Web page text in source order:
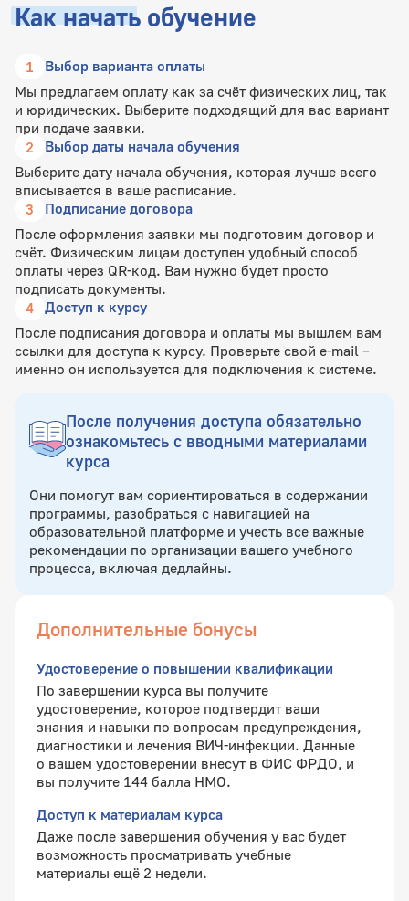
Как начать обучение
1
Выбор варианта оплаты
Мы предлагаем оплату как за счёт физических лиц, так
и юридических. Выберите подходящий для вас вариант
при подаче заявки.
2
Выбор даты начала обучения
Выберите дату начала обучения, которая лучше всего
вписывается в ваше расписание.
3
Подписание договора
После оформления заявки мы подготовим договор и
счёт. Физическим лицам доступен удобный способ
оплаты через QR-код. Вам нужно будет просто
подписать документы.
4 Доступ к курсу
После подписания договора и оплаты мы вышлем вам
ссылки для доступа к курсу. Проверьте свой e-mail –
именно он используется для подключения к системе.
После получения доступа обязательно
ознакомьтесь с вводными материалами
курса
Они помогут вам сориентироваться в содержании
программы, разобраться с навигацией на
образовательной платформе и учесть все важные
рекомендации по организации вашего учебного
процесса, включая дедлайны.
Дополнительные бонусы
Удостоверение о повышении квалификации
По завершении курса вы получите
удостоверение, которое подтвердит ваши
знания и навыки по вопросам предупреждения,
диагностики и лечения ВИЧ-инфекции. Данные
о вашем удостоверении внесут в ФИС ФРДО, и
вы получите 144 балла НМО.
Доступ к материалам курса
Даже после завершения обучения у вас будет
возможность просматривать учебные
материалы ещё 2 недели.